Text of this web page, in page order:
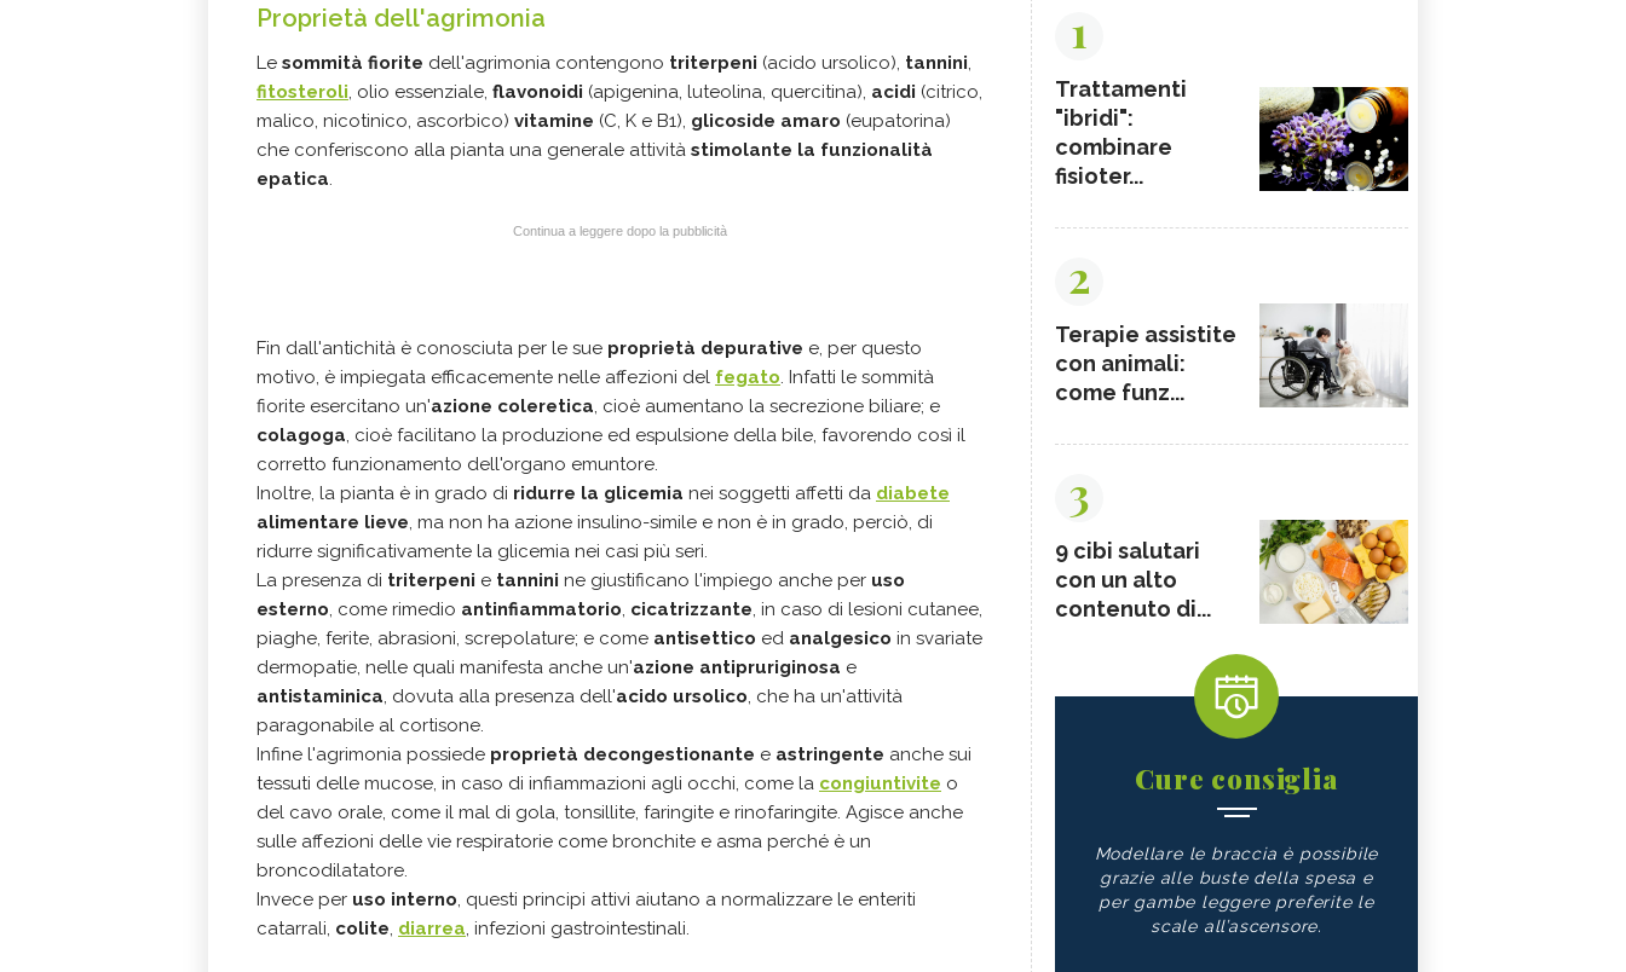
Proprietà dell'agrimonia
Le sommità fiorite dell'agrimonia contengono triterpeni (acido ursolico), tannini,
fitosteroli, olio essenziale, flavonoidi (apigenina, luteolina, quercitina), acidi (citrico,
malico, nicotinico, ascorbico) vitamine (C, K e B1), glicoside amaro (eupatorina)
che conferiscono alla pianta una generale attività stimolante la funzionalità
epatica.
Continua a leggere dopo la pubblicità
Fin dall'antichità è conosciuta per le sue proprietà depurative e, per questo
motivo, è impiegata efficacemente nelle affezioni del fegato. Infatti le sommità
fiorite esercitano un'azione coleretica, cioè aumentano la secrezione biliare; e
colagoga, cioè facilitano la produzione ed espulsione della bile, favorendo così il
corretto funzionamento dell'organo emuntore.
Inoltre, la pianta è in grado di ridurre la glicemia nei soggetti affetti da diabete
alimentare lieve, ma non ha azione insulino-simile e non è in grado, perciò, di
ridurre significativamente la glicemia nei casi più seri.
La presenza di triterpeni e tannini ne giustificano l'impiego anche per uso
esterno, come rimedio antinfiammatorio, cicatrizzante, in caso di lesioni cutanee,
piaghe, ferite, abrasioni, screpolature; e come antisettico ed analgesico in svariate
dermopatie, nelle quali manifesta anche un'azione antipruriginosa e
antistaminica, dovuta alla presenza dell'acido ursolico, che ha un'attività
paragonabile al cortisone.
Infine l'agrimonia possiede proprietà decongestionante e astringente anche sui
tessuti delle mucose, in caso di infiammazioni agli occhi, come la congiuntivite o
del cavo orale, come il mal di gola, tonsillite, faringite e rinofaringite. Agisce anche
sulle affezioni delle vie respiratorie come bronchite e asma perché è un
broncodilatatore.
Invece per uso interno, questi principi attivi aiutano a normalizzare le enteriti
catarrali, colite, diarrea, infezioni gastrointestinali.
1
Trattamenti
"ibridi":
combinare
fisioter...
2
Terapie assistite
con animali:
come funz...
3
9 cibi salutari
con un alto
contenuto di...
Cure consiglia
Modellare le braccia è possibile
grazie alle buste della spesa e
per gambe leggere preferite le
scale all’ascensore.